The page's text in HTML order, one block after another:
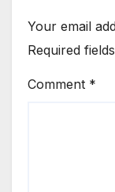
Your email
Required
Comment *